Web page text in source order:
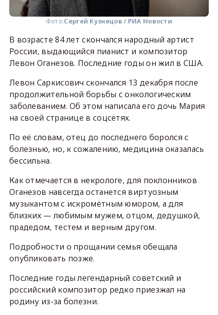
Фото:Сергей Кузнецов / РИА Новости
В возрасте 84 лет скончался народный артист
России, выдающийся пианист и композитор
Левон Оганезов. Последние годы он жил в США.
Левон Саркисович скончался 13 декабря после
продолжительной борьбы с онкологическим
заболеванием. Об этом написала его дочь Мария
на своей странице в соцсетях.
По её словам, отец до последнего боролся с
болезнью, но, к сожалению, медицина оказалась
бессильна.
Как отмечается в некрологе, для поклонников
Оганезов навсегда останется виртуозным
музыкантом с искромётным юмором, а для
близких — любимым мужем, отцом, дедушкой,
прадедом, тестем и верным другом.
Подробности о прощании семья обещала
опубликовать позже.
Последние годы легендарный советский и
российский композитор редко приезжал на
родину из-за болезни.